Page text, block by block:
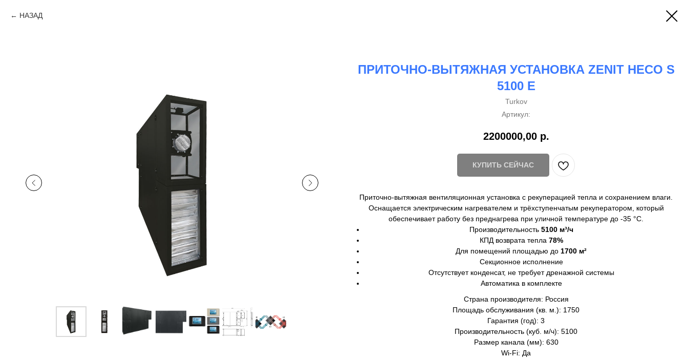
НАЗАД
ПРИТОЧНО-ВЫТЯЖНАЯ УСТАНОВКА ZENIT HECO S
5100 E
Turkov
Артикул:
2200000,00 р.
КУПИТЬ СЕЙЧАС
Приточно-вытяжная вентиляционная установка с рекуперацией тепла и сохранением влаги.
Оснащается электрическим нагревателем и трёхступенчатым рекуператором, который
обеспечивает работу без преднагрева при уличной температуре до -35 °C.
Производительность 5100 м³/ч
КПД возврата тепла 78%
Для помещений площадью до 1700 м²
Секционное исполнение
Отсутствует конденсат, не требует дренажной системы
Автоматика в комплекте
Страна производителя: Россия
Площадь обслуживания (кв. м.): 1750
Гарантия (год): 3
Производительность (куб. м/ч): 5100
Размер канала (мм): 630
Wi-Fi: Да